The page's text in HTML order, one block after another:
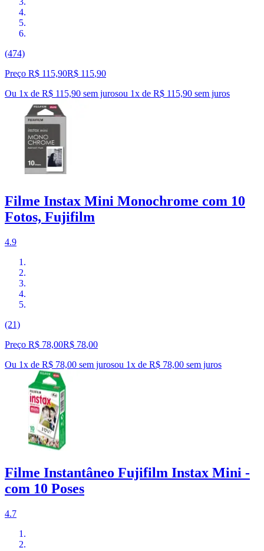
(474)
Preço R$ 115,90R$ 115,90
Ou 1x de R$ 115,90 sem jurosou 1x de R$ 115,90 sem juros
Filme Instax Mini Monochrome com 10
Fotos, Fujifilm
4.9
(21)
Preço R$ 78,00R$ 78,00
Ou 1x de R$ 78,00 sem jurosou 1x de R$ 78,00 sem juros
Filme Instantâneo Fujifilm Instax Mini -
com 10 Poses
4.7